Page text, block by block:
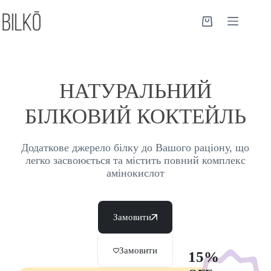
НАТУРАЛЬНИЙ
БІЛКОВИЙ КОКТЕЙЛЬ
Додаткове джерело білку до Вашого раціону, що
легко засвоюється та містить повний комплекс
амінокислот
Замовити
Замовити 15%